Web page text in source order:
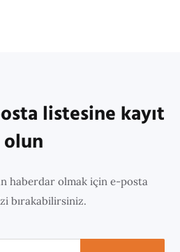
listesine kayıt
olun
haberdar olmak için e-posta
bırakabilirsiniz.